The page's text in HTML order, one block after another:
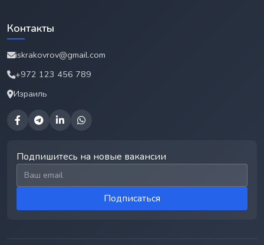
Контакты
iskrakovrov@gmail.com
+972 123 456 789
Израиль
Подпишитесь на новые вакансии
Email для подписки
Подписаться